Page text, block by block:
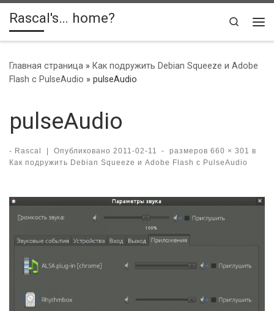
Skip to content
Rascal's… home?
Search
Главная страница » Как подружить Debian Squeeze и Adobe
Flash с PulseAudio » pulseAudio
pulseAudio
- Rascal | Опубликовано 2011-02-11 - размеров 660 × 301 в
Как подружить Debian Squeeze и Adobe Flash с PulseAudio
Навигация по изображениям